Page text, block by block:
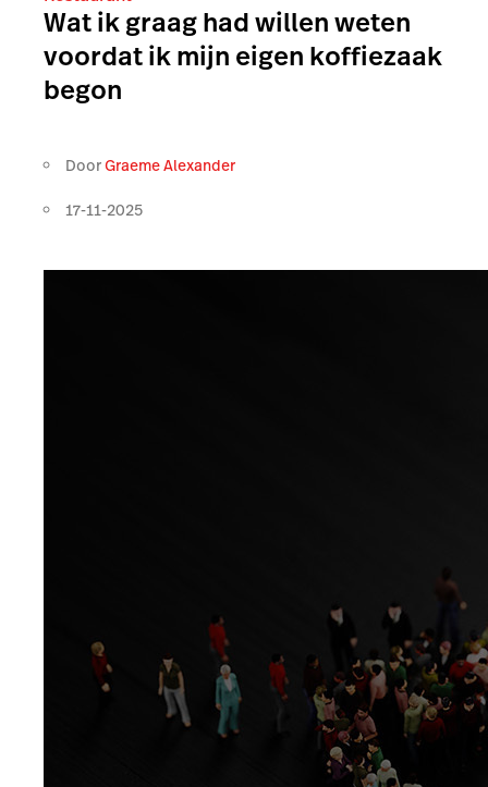
Wat ik graag had willen weten
voordat ik mijn eigen koffiezaak
begon
DoorGraeme Alexander
17-11-2025